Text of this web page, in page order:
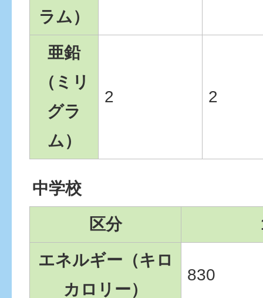
ラム）
亜鉛
（ミリ
グラ
ム）
2 2
中学校
区分
エネルギー（キロ
カロリー）
830